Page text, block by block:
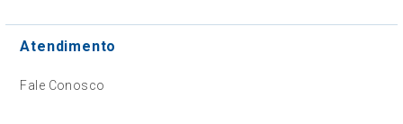
Atendimento
Fale Conosco